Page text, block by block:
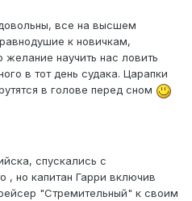
все на высшем
к новичкам,
научить нас ловить
в тот день судака. Царапки
в голове перед сном
спускались с
, но капитан Гарри включив
"Стремительный" к своим